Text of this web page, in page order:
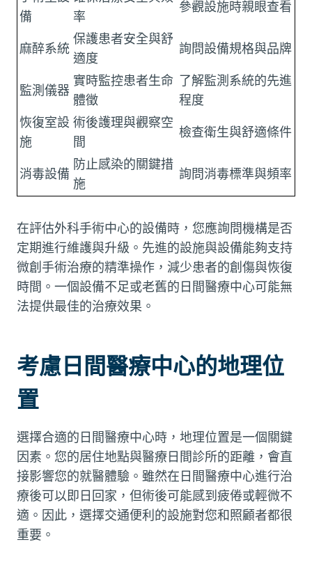
備
率
參觀設施時親眼查看
麻醉系統
保護患者安全與舒
適度
詢問設備規格與品牌
監測儀器
實時監控患者生命
體徵
了解監測系統的先進
程度
恢復室設
施
術後護理與觀察空
間
檢查衛生與舒適條件
消毒設備
防止感染的關鍵措
施
詢問消毒標準與頻率
在評估外科手術中心的設備時，您應詢問機構是否
定期進行維護與升級。先進的設施與設備能夠支持
微創手術治療的精準操作，減少患者的創傷與恢復
時間。一個設備不足或老舊的日間醫療中心可能無
法提供最佳的治療效果。
考慮日間醫療中心的地理位
置
選擇合適的日間醫療中心時，地理位置是一個關鍵
因素。您的居住地點與醫療日間診所的距離，會直
接影響您的就醫體驗。雖然在日間醫療中心進行治
療後可以即日回家，但術後可能感到疲倦或輕微不
適。因此，選擇交通便利的設施對您和照顧者都很
重要。